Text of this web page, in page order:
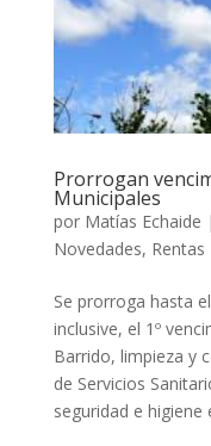
Prorrogan
Municipales
por Matías Echaide |
Novedades, Rentas
Se prorroga hasta
inclusive, el 1º
Barrido, limpieza y
de Servicios
seguridad e higiene